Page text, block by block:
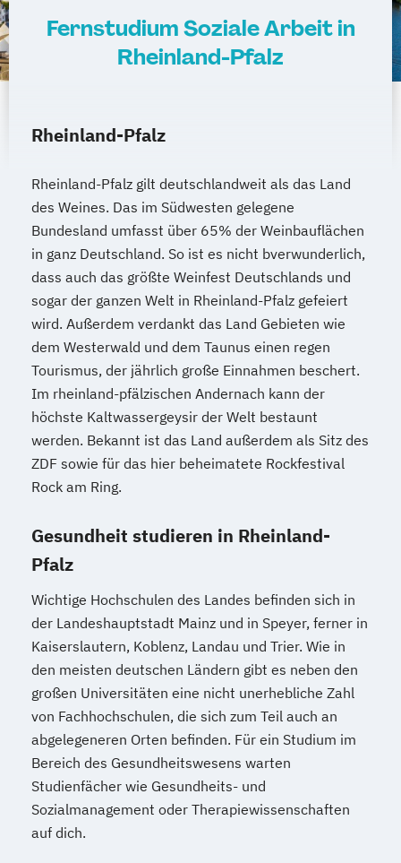
Fernstudium Soziale Arbeit in
Rheinland-Pfalz
Rheinland-Pfalz
Rheinland-Pfalz gilt deutschlandweit als das Land
des Weines. Das im Südwesten gelegene
Bundesland umfasst über 65% der Weinbauflächen
in ganz Deutschland. So ist es nicht bverwunderlich,
dass auch das größte Weinfest Deutschlands und
sogar der ganzen Welt in Rheinland-Pfalz gefeiert
wird. Außerdem verdankt das Land Gebieten wie
dem Westerwald und dem Taunus einen regen
Tourismus, der jährlich große Einnahmen beschert.
Im rheinland-pfälzischen Andernach kann der
höchste Kaltwassergeysir der Welt bestaunt
werden. Bekannt ist das Land außerdem als Sitz des
ZDF sowie für das hier beheimatete Rockfestival
Rock am Ring.
Gesundheit studieren in Rheinland-
Pfalz
Wichtige Hochschulen des Landes befinden sich in
der Landeshauptstadt Mainz und in Speyer, ferner in
Kaiserslautern, Koblenz, Landau und Trier. Wie in
den meisten deutschen Ländern gibt es neben den
großen Universitäten eine nicht unerhebliche Zahl
von Fachhochschulen, die sich zum Teil auch an
abgelegeneren Orten befinden. Für ein Studium im
Bereich des Gesundheitswesens warten
Studienfächer wie Gesundheits- und
Sozialmanagement oder Therapiewissenschaften
auf dich.